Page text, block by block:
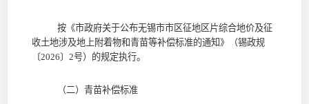
按《市政府关于公布无锡市市区征地区片综合地价及征
收土地涉及地上附着物和青苗等补偿标准的通知》（锡政规
〔2026〕 2号）的规定执行。
（二）青苗补偿标准